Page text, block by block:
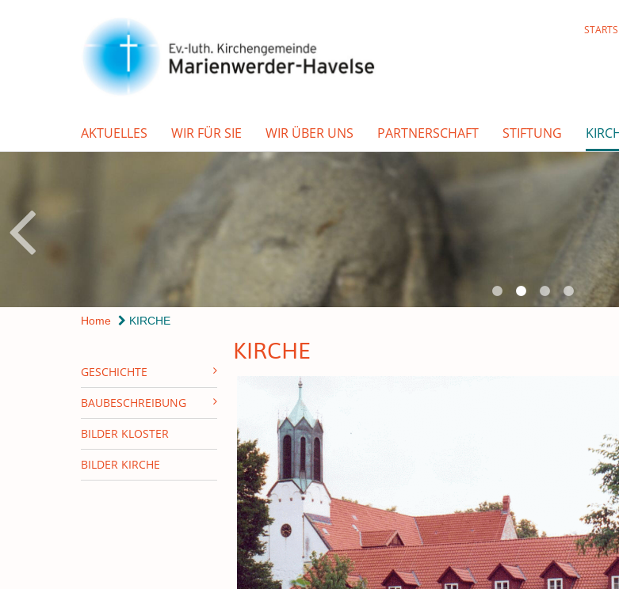
AKTUELLES WIR FÜR SIE WIR ÜBER UNS PARTNERSCHAFT STIFTUNG
Home KIRCHE
GESCHICHTE
BAUBESCHREIBUNG
BILDER KLOSTER
BILDER KIRCHE
KIRCHE